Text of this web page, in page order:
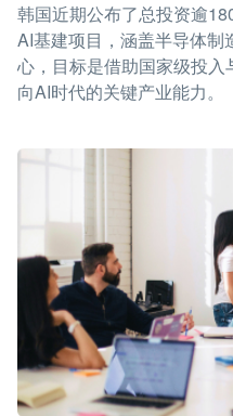
韩国近期公布了总投资逾
AI基建项目，涵盖半导体制
心，目标是借助国家级投
向AI时代的关键产业能力。